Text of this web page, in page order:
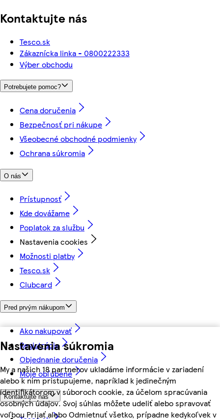
Nastavenia súkromia
My a našich 18 partnerov ukladáme informácie v zariadení
alebo k nim pristupujeme, napríklad k jedinečným
identifikátorom v súboroch cookie, za účelom spracúvania
osobných údajov. Svoj súhlas môžete udeliť alebo spravovať
voľbou Prijať alebo Odmietnuť všetko, prípadne kedykoľvek v
Kontaktujte nás
Tesco.sk
Zákaznícka linka - 0800222333
Výber obchodu
Potrebujete pomoc?
Cena doručenia
Bezpečnosť pri nákupe
Všeobecné obchodné podmienky
Ochrana súkromia
O nás
Prístupnosť
Kde dovážame
Poplatok za službu
Nastavenia cookies
Možnosti platby
Tesco.sk
Clubcard
Pred prvým nákupom
Ako nakupovať
Registrácia
Objednanie doručenia
Moje obľúbené
Kontaktujte nás